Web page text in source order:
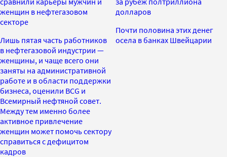
женщин в нефтегазовом
секторе
Лишь пятая часть работников
в нефтегазовой индустрии —
женщины, и чаще всего они
заняты на административной
работе и в области поддержки
бизнеса, оценили BCG и
Всемирный нефтяной совет.
Между тем именно более
активное привлечение
женщин может помочь сектору
справиться с дефицитом
кадров
долларов
Почти половина этих денег
осела в банках Швейцарии